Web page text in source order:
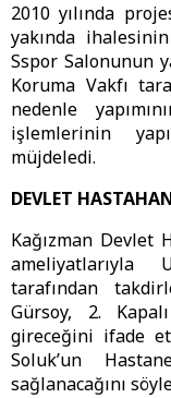
2010 yılında
yakında
Sspor Salonunun
Koruma Vakfı
nedenle
işlemlerinin
müjdeledi.
DEVLET
Kağızman Devlet
ameliyatlarıyla
tarafından
Gürsoy, 2.
gireceğini ifade
Soluk’un
sağlanacağını